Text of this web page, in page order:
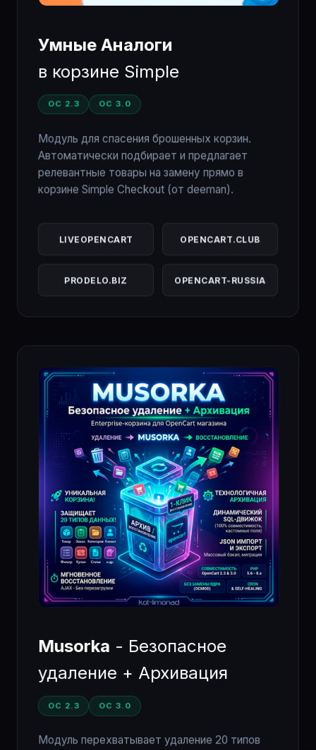
Умные Аналоги
в корзине Simple
OC 2.3 OC 3.0
Модуль для спасения брошенных корзин.
Автоматически подбирает и предлагает
релевантные товары на замену прямо в
корзине Simple Checkout (от deeman).
LIVEOPENCART OPENCART.CLUB
PRODELO.BIZ OPENCART-RUSSIA
Musorka - Безопасное
удаление + Архивация
OC 2.3 OC 3.0
Модуль перехватывает удаление 20 типов